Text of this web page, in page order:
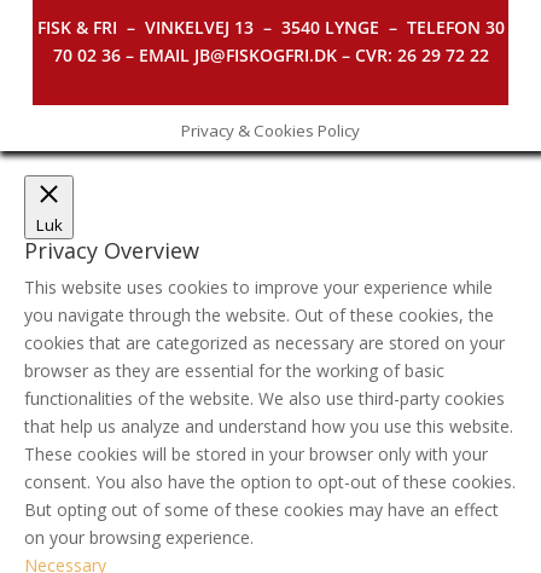
FISK & FRI – VINKELVEJ 13 – 3540 LYNGE – TELEFON 30
70 02 36 – EMAIL JB@FISKOGFRI.DK – CVR: 26 29 72 22
Privacy & Cookies Policy
Luk
Privacy Overview
This website uses cookies to improve your experience while
you navigate through the website. Out of these cookies, the
cookies that are categorized as necessary are stored on your
browser as they are essential for the working of basic
functionalities of the website. We also use third-party cookies
that help us analyze and understand how you use this website.
These cookies will be stored in your browser only with your
consent. You also have the option to opt-out of these cookies.
But opting out of some of these cookies may have an effect
on your browsing experience.
Necessary